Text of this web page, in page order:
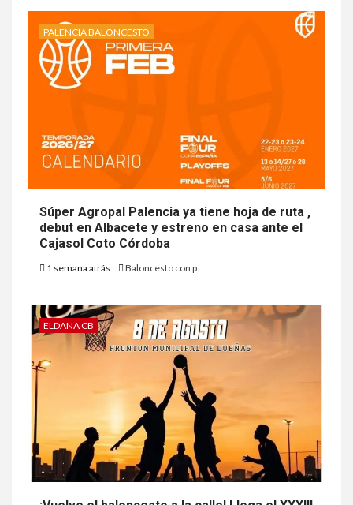
PALENCIA BALONCESTO
Súper Agropal Palencia ya tiene hoja de ruta ,
debut en Albacete y estreno en casa ante el
Cajasol Coto Córdoba
1 semana atrás Baloncesto con p
ELDANA CB